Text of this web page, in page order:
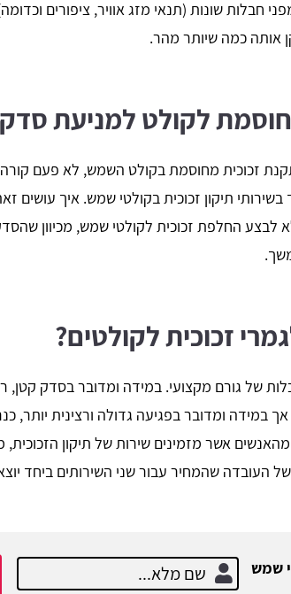
חבלות שונות (תנאי מזג אוויר, ציפורים
אותה כמה שיותר מהר.
לקולט למניעת
זכוכית מחוסמת בקולט השמש, לא פעם
בשירותי תיקון זכוכית בקולטי שמש. איך עושים
החלפת זכוכית לקולטי שמש, מכיוון
זכוכית לקולטים?
של גורם מקצועי. במידה ומדובר בסדק קטן,
במידה ומדובר בפגיעה גדולה ורצינית יותר,
אשר מזמינים שירות של תיקון
העובדה שהמחיר עבור שני השירותים ביחד
שמש